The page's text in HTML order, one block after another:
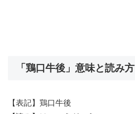
「鶏口牛後」意味と読み方
【表記】鶏口牛後